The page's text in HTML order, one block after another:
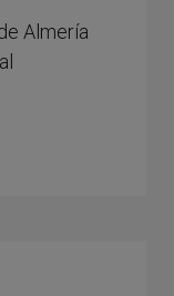
Almería